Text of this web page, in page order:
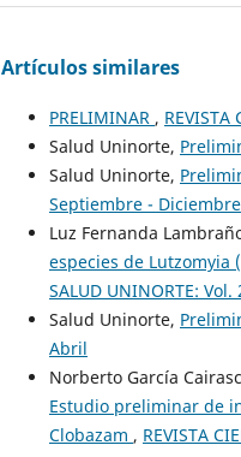
Artículos similares
PRELIMINAR ,
Salud Uninorte,
Salud Uninorte,
Septiembre - Diciembre
Luz Fernanda
especies de Lutzomyia
SALUD UNINORTE:
Salud Uninorte,
Abril
Norberto García
Estudio preliminar de
Clobazam , REVISTA